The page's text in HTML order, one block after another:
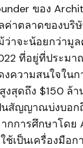
ของ
ค่าตลาดของบ
ว่าจะน้อยกว่ามู
ที่อยู่ที่ประม
งความสนใจใน
งสุดถึง $150 ล้
นสัญญาณบ่งบอก
กการศึกษาโดย
ช้เป็นเครื่องมือก